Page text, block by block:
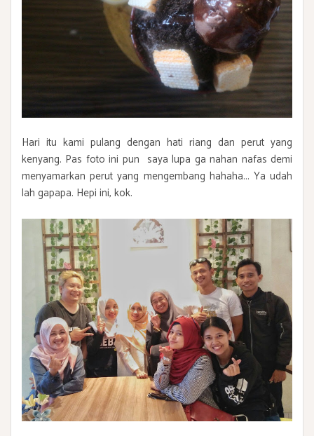
Hari itu kami pulang dengan hati riang dan perut yang
kenyang. Pas foto ini pun saya lupa ga nahan nafas demi
menyamarkan perut yang mengembang hahaha... Ya udah
lah gapapa. Hepi ini, kok.